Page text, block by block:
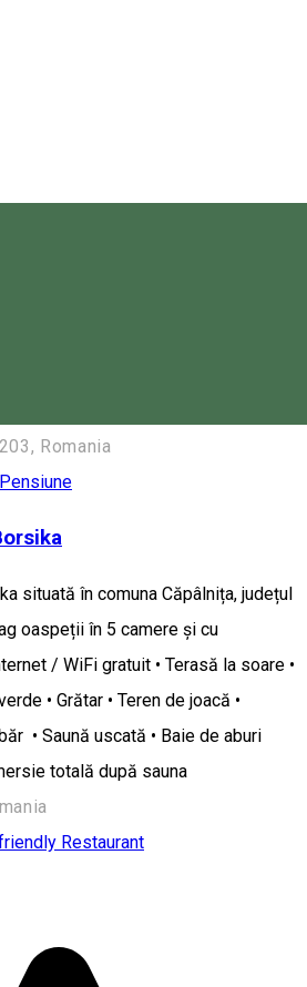
Romania
Pensiune
situată în comuna Căpâlnița, județul
oaspeții în 5 camere și cu
/ WiFi gratuit • Terasă la soare •
• Grătar • Teren de joacă •
• Saună uscată • Baie de aburi
totală după sauna
Restaurant